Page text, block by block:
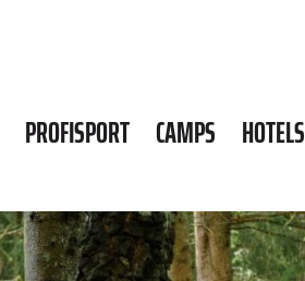
PROFISPORT CAMPS HOTELS